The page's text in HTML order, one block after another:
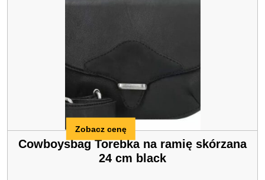
Cowboysbag Torebka na ramię skórzana
24 cm black
Zobacz cenę